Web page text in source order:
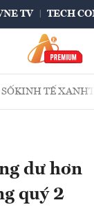
TV TECH
KINH TẾ XANH
dư hơn
quý 2